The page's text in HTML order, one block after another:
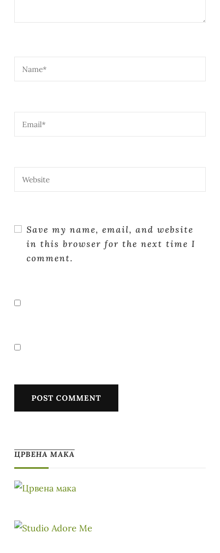
Save my name, email, and website
in this browser for the next time I
comment.
ЦРВЕНА МАКА